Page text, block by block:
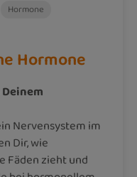
Hormone
Hormone
Nervensystem im
Dir, wie
Fäden zieht und